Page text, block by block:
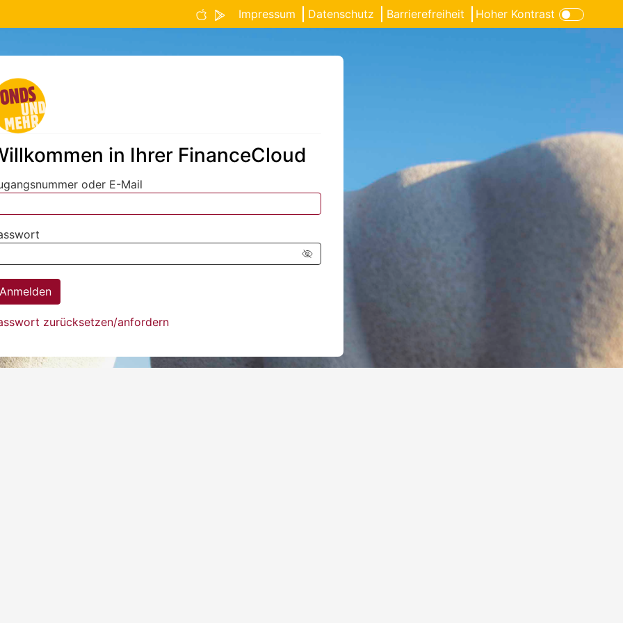
Impressum Datenschutz Barrierefreiheit Hoher Kontrast
in Ihrer FinanceCloud
zur Sucheoder E-Mail
zur Suche
Icon für verborgenen Text
Anmelden
zurücksetzen/­anfordern